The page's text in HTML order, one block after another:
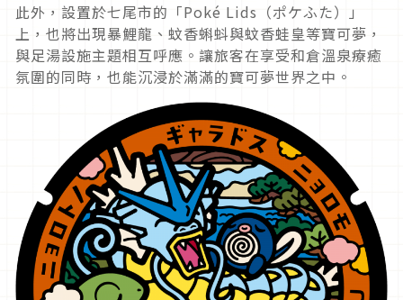
此外，設置於七尾市的「Poké Lids（ポケふた）」
上，也將出現暴鯉龍、蚊香蝌蚪與蚊香蛙皇等寶可夢，
與足湯設施主題相互呼應。讓旅客在享受和倉溫泉療癒
氛圍的同時，也能沉浸於滿滿的寶可夢世界之中。